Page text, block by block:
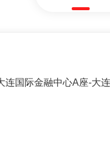
连国际金融中心A座-大